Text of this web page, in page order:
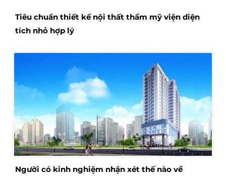
Tiêu chuẩn thiết kế nội thất thẩm mỹ viện diện
tích nhỏ hợp lý
Người có kinh nghiệm nhận xét thế nào về